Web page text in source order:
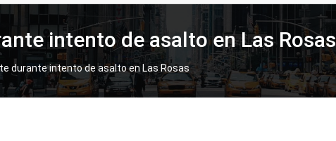
intento de asalto en Las Rosas
durante intento de asalto en Las Rosas